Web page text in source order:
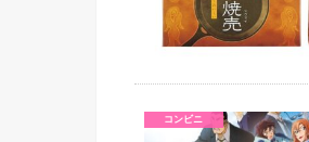
コンビニ